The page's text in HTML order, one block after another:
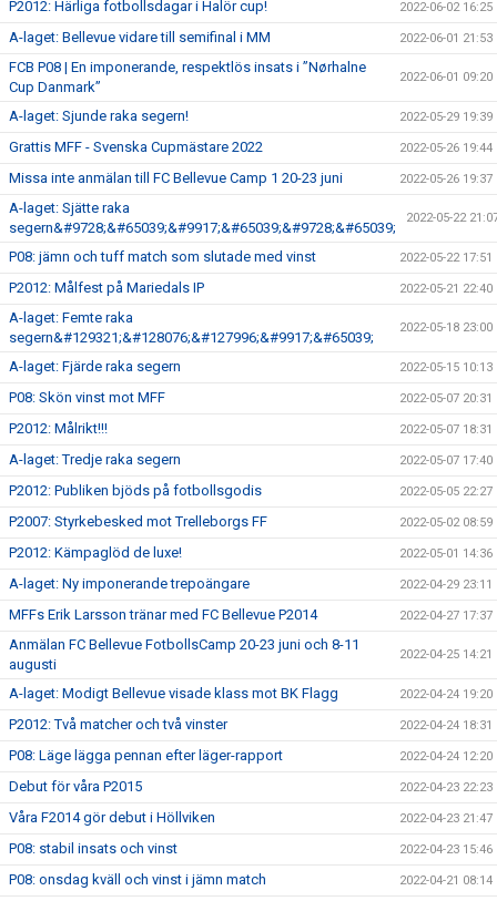
P2012: Härliga fotbollsdagar i Halör cup! 2022-06-02 16:25
A-laget: Bellevue vidare till semifinal i MM 2022-06-01 21:53
FCB P08 | En imponerande, respektlös insats i ”Nørhalne
Cup Danmark”
2022-06-01 09:20
A-laget: Sjunde raka segern! 2022-05-29 19:39
Grattis MFF - Svenska Cupmästare 2022 2022-05-26 19:44
Missa inte anmälan till FC Bellevue Camp 1 20-23 juni 2022-05-26 19:37
A-laget: Sjätte raka
segern&#9728;&#65039;&#9917;&#65039;&#9728;&#65039;
2022-05-22
P08: jämn och tuff match som slutade med vinst 2022-05-22 17:51
P2012: Målfest på Mariedals IP 2022-05-21 22:40
A-laget: Femte raka
segern&#129321;&#128076;&#127996;&#9917;&#65039;
2022-05-18 23:00
A-laget: Fjärde raka segern 2022-05-15 10:13
P08: Skön vinst mot MFF 2022-05-07 20:31
P2012: Målrikt!!! 2022-05-07 18:31
A-laget: Tredje raka segern 2022-05-07 17:40
P2012: Publiken bjöds på fotbollsgodis 2022-05-05 22:27
P2007: Styrkebesked mot Trelleborgs FF 2022-05-02 08:59
P2012: Kämpaglöd de luxe! 2022-05-01 14:36
A-laget: Ny imponerande trepoängare 2022-04-29 23:11
MFFs Erik Larsson tränar med FC Bellevue P2014 2022-04-27 17:37
Anmälan FC Bellevue FotbollsCamp 20-23 juni och 8-11
augusti
2022-04-25 14:21
A-laget: Modigt Bellevue visade klass mot BK Flagg 2022-04-24 19:20
P2012: Två matcher och två vinster 2022-04-24 18:31
P08: Läge lägga pennan efter läger-rapport 2022-04-24 12:20
Debut för våra P2015 2022-04-23 22:23
Våra F2014 gör debut i Höllviken 2022-04-23 21:47
P08: stabil insats och vinst 2022-04-23 15:46
P08: onsdag kväll och vinst i jämn match 2022-04-21 08:14